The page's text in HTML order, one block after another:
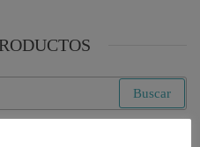
Buscar